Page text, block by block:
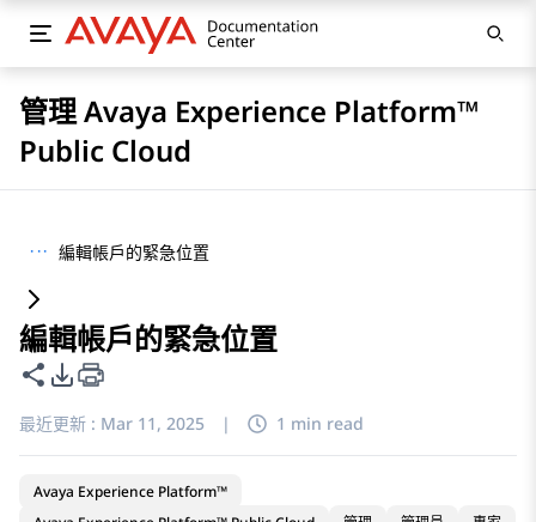
管理 Avaya Experience Platform™
Public Cloud
··· 編輯帳戶的緊急位置
編輯帳戶的緊急位置
共用此頁面
PDF 匯出選項
最近更新 : Mar 11, 2025 | 1 min read
Avaya Experience Platform™